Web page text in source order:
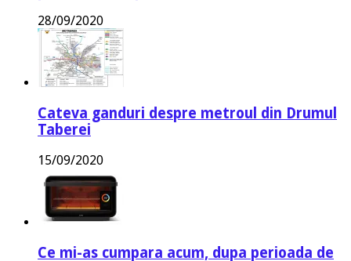
28/09/2020
Cateva ganduri despre metroul din Drumul
Taberei
15/09/2020
Ce mi-as cumpara acum, dupa perioada de